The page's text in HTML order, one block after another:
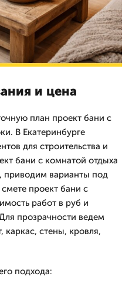
и цена
план проект бани с
В Екатеринбурге
для строительства и
бани с комнатой отдыха
приводим варианты под
проект бани с
работ в руб и
прозрачности ведем
каркас, стены, кровля,
подхода: